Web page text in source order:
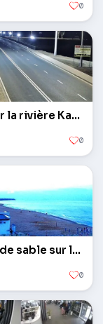
0
Pont sur la rivière Kazenny Torets
0
Plages de sable sur la côte du village de Gribovka
0